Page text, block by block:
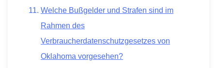
Welche Bußgelder und Strafen sind im
Rahmen des
Verbraucherdatenschutzgesetzes von
Oklahoma vorgesehen?